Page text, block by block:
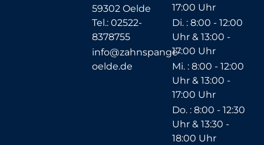
59302 Oelde
Tel.: 02522-
8378755
info@zahnspange-
oelde.de
17:00 Uhr
Di. : 8:00 - 12:00
Uhr & 13:00 -
17:00 Uhr
Mi. : 8:00 - 12:00
Uhr & 13:00 -
17:00 Uhr
Do. : 8:00 - 12:30
Uhr & 13:30 -
18:00 Uhr